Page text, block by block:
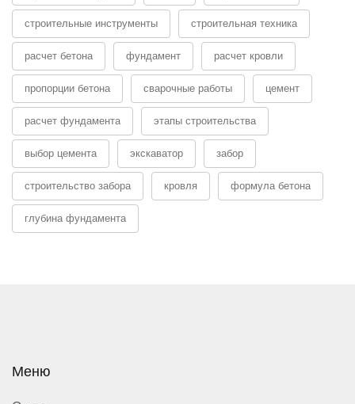
строительные инструменты строительная техника
расчет бетона фундамент расчет кровли
пропорции бетона сварочные работы цемент
расчет фундамента этапы строительства
выбор цемента экскаватор забор
строительство забора кровля формула бетона
глубина фундамента
Меню